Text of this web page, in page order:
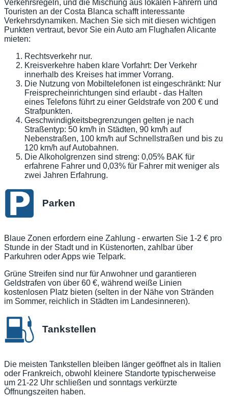
Verkehrsregeln, und die Mischung aus lokalen Fahrern und
Touristen an der Costa Blanca schafft interessante
Verkehrsdynamiken. Machen Sie sich mit diesen wichtigen
Punkten vertraut, bevor Sie ein Auto am Flughafen Alicante
mieten:
Rechtsverkehr nur.
Kreisverkehre haben klare Vorfahrt: Der Verkehr
innerhalb des Kreises hat immer Vorrang.
Die Nutzung von Mobiltelefonen ist eingeschränkt: Nur
Freisprecheinrichtungen sind erlaubt - das Halten
eines Telefons führt zu einer Geldstrafe von 200 € und
Strafpunkten.
Geschwindigkeitsbegrenzungen gelten je nach
Straßentyp: 50 km/h in Städten, 90 km/h auf
Nebenstraßen, 100 km/h auf Schnellstraßen und bis zu
120 km/h auf Autobahnen.
Die Alkoholgrenzen sind streng: 0,05% BAK für
erfahrene Fahrer und 0,03% für Fahrer mit weniger als
zwei Jahren Erfahrung.
Parken
Blaue Zonen erfordern eine Zahlung - erwarten Sie 1-2 € pro
Stunde in der Stadt und in Küstenorten, zahlbar über
Parkuhren oder Apps wie Telpark.
Grüne Streifen sind nur für Anwohner und garantieren
Geldstrafen von über 60 €, während weiße Linien
kostenlosen Platz bieten (selten in der Nähe von Stränden
im Sommer, reichlich in Städten im Landesinneren).
Tankstellen
Die meisten Tankstellen bleiben länger geöffnet als in Italien
oder Frankreich, obwohl kleinere Standorte typischerweise
um 21-22 Uhr schließen und sonntags verkürzte
Öffnungszeiten haben.